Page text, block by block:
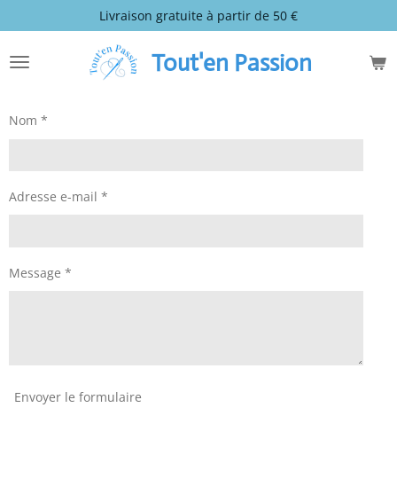
au
contenu
principal
Tout'en Passion
Livraison gratuite à partir de 50 €
Nom *
Adresse e-mail *
Message *
Envoyer le formulaire